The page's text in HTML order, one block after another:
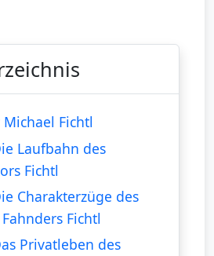
Fichtl
Laufbahn des
Fichtl
Charakterzüge des
Fichtl
Privatleben des